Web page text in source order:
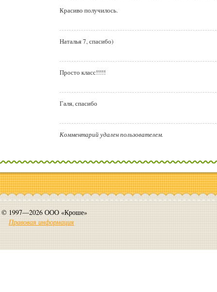
Красиво получилось.
Наталья 7, спасибо)
Просто класс!!!!!
Галя, спасибо
Комментарий удален пользователем.
© 1997—2026 ООО «Кроше»
Правовая информация